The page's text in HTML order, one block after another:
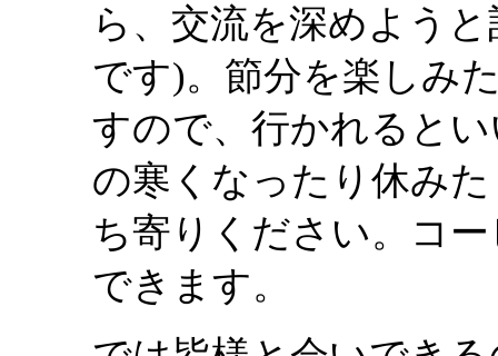
ら、交流を深めよう
です)。節分を楽しみ
すので、行かれると
の寒くなったり休み
ち寄りください。コ
できます。